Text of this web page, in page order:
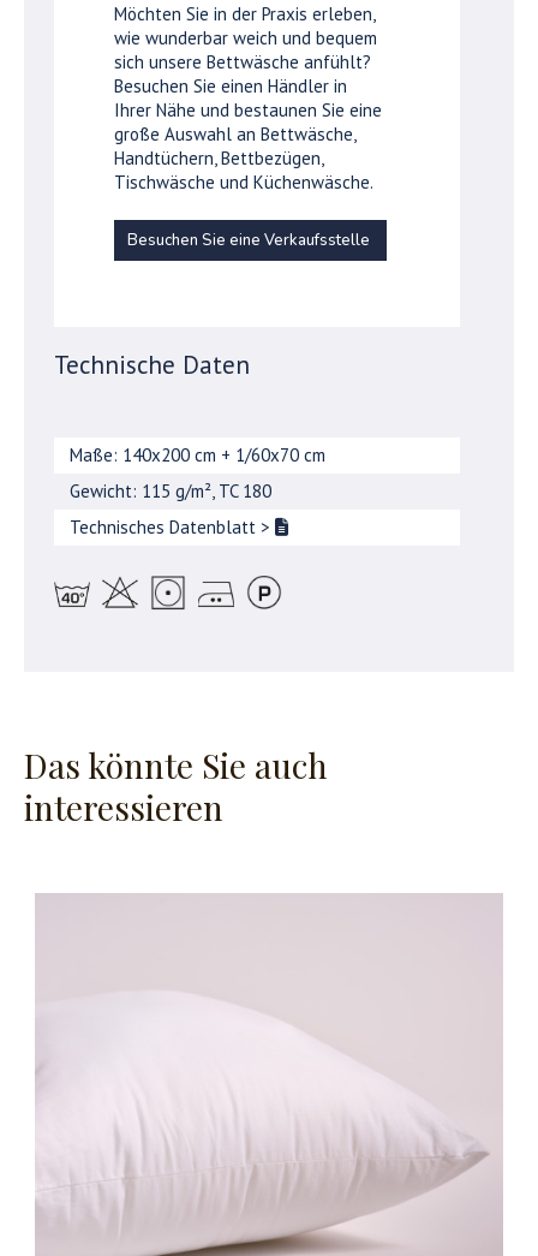
Möchten Sie in der Praxis erleben,
wie wunderbar weich und bequem
sich unsere Bettwäsche anfühlt?
Besuchen Sie einen Händler in
Ihrer Nähe und bestaunen Sie eine
große Auswahl an Bettwäsche,
Handtüchern, Bettbezügen,
Tischwäsche und Küchenwäsche.
Besuchen Sie eine Verkaufsstelle
Technische Daten
Maße: 140x200 cm + 1/60x70 cm
Gewicht: 115 g/m², TC 180
Technisches Datenblatt >
Das könnte Sie auch
interessieren